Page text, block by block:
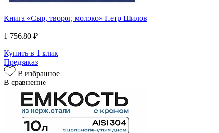
Книга «Сыр, творог, молоко» Петр Шилов
1 756.80 ₽
Купить в 1 клик
Предзаказ
В избранное
В сравнение